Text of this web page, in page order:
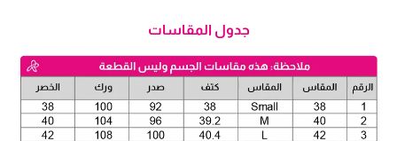
جدول المقاسات